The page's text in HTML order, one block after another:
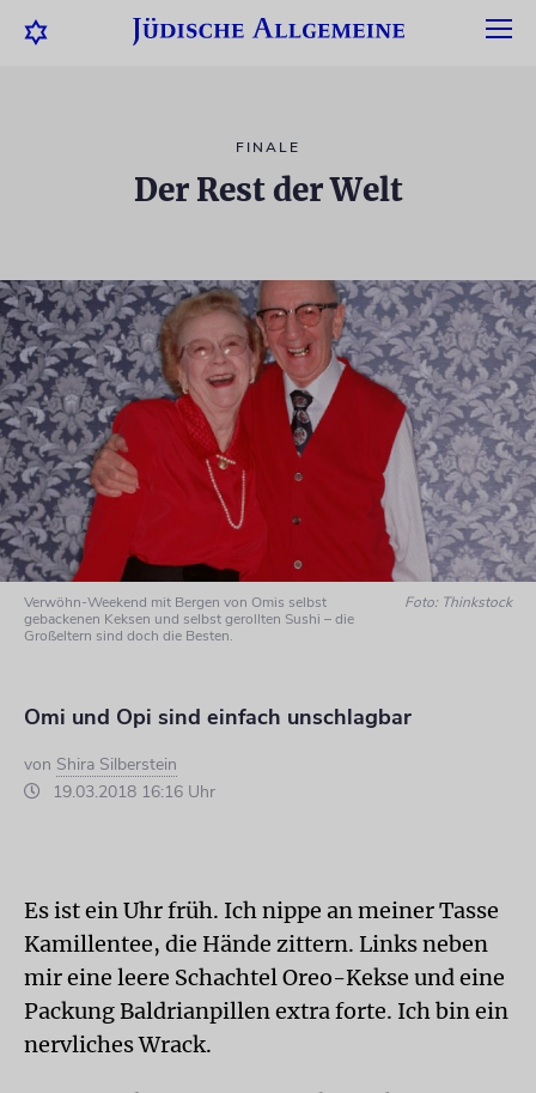
FINALE
Der Rest der Welt
Verwöhn-Weekend mit Bergen von Omis selbst
gebackenen Keksen und selbst gerollten Sushi – die
Großeltern sind doch die Besten.
Foto: Thinkstock
Omi und Opi sind einfach unschlagbar
von Shira Silberstein
19.03.2018 16:16 Uhr
Es ist ein Uhr früh. Ich nippe an meiner Tasse
Kamillentee, die Hände zittern. Links neben
mir eine leere Schachtel Oreo-Kekse und eine
Packung Baldrianpillen extra forte. Ich bin ein
nervliches Wrack.